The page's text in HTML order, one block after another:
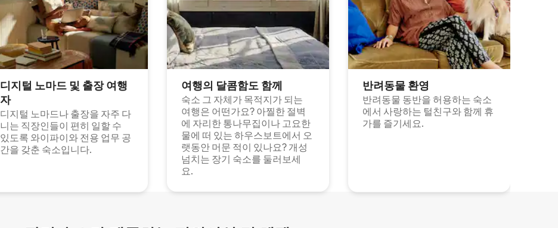
디지털 노마드 및 출장 여행
자
디지털 노마드나 출장을 자주 다
니는 직장인들이 편히 일할 수
있도록 와이파이와 전용 업무 공
간을 갖춘 숙소입니다.
여행의 달콤함도 함께
숙소 그 자체가 목적지가 되는
여행은 어떤가요? 아찔한 절벽
에 자리한 통나무집이나 고요한
물에 떠 있는 하우스보트에서 오
랫동안 머문 적이 있나요? 개성
넘치는 장기 숙소를 둘러보세
요.
반려동물 환영
반려동물 동반을 허용하는 숙소
에서 사랑하는 털친구와 함께 휴
가를 즐기세요.